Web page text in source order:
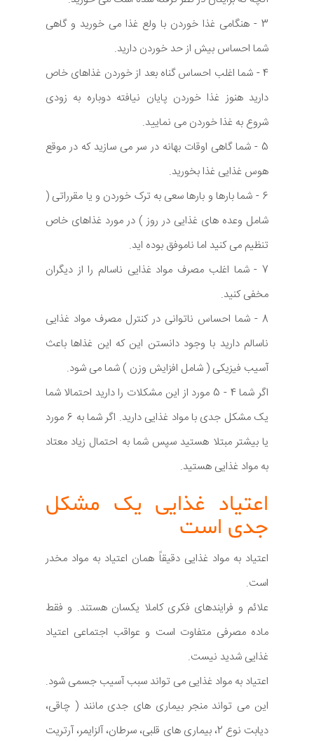
3 - هنگامی غذا خوردن با ولع غذا می خورید و گاهی
شما احساس بیش از حد خوردن دارید.
4 - شما اغلب احساس گناه بعد از خوردن غذاهای خاص
دارید هنوز غذا خوردن پایان نیافته دوباره به زودی
شروع به غذا خوردن می نمایید.
5 - شما گاهی اوقات بهانه در سر می سازید که در موقع
هوس غذایی غذا بخورید.
6 - شما بارها و بارها سعی به ترک خوردن و یا مقرراتی (
شامل وعده های غذایی در روز ) در مورد غذاهای خاص
تنظیم می کنید اما ناموفق بوده اید.
7 - شما اغلب مصرف مواد غذایی ناسالم را از دیگران
مخفی کنید.
8 - شما احساس ناتوانی در کنترل مصرف مواد غذایی
ناسالم دارید با وجود دانستن این که این غذاها باعث
آسیب فیزیکی ( شامل افزایش وزن ) شما می شود.
اگر شما 4 - 5 مورد از این مشکلات را دارید احتمالا شما
یک مشکل جدی با مواد غذایی دارید. اگر شما به 6 مورد
یا بیشتر مبتلا هستید سپس شما به احتمال زیاد معتاد
به مواد غذایی هستید.
اعتیاد غذایی یک مشکل
جدی است
اعتیاد به مواد غذایی دقیقاً همان اعتیاد به مواد مخدر
است.
علائم و فرایندهای فکری کاملا یکسان هستند. و فقط
ماده مصرفی متفاوت است و عواقب اجتماعی اعتیاد
غذایی شدید نیست.
اعتیاد به مواد غذایی می تواند سبب آسیب جسمی شود.
این می تواند منجر بیماری های جدی مانند ( چاقی،
دیابت نوع 2، بیماری های قلبی، سرطان، آلزایمر، آرتریت